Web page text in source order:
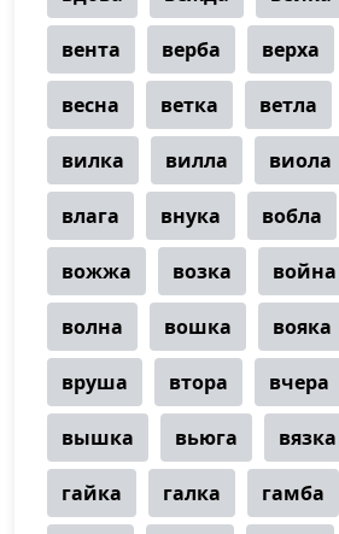
вента верба верха
весна ветка ветла
вилка вилла виола
влага внука вобла
вожжа возка война
волна вошка вояка
вруша втора вчера
вышка вьюга вязка
гайка галка гамба